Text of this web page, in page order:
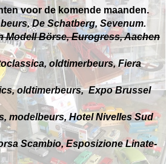
voor de komende maanden.
De Schatberg, Sevenum.
Börse, Eurogress, Aachen
oldtimerbeurs, Fiera
oldtimerbeurs, Expo Brussel
modelbeurs, Hotel Nivelles Sud
Scambio, Esposizione Linate-